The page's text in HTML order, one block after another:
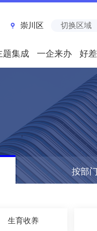
崇川区 切换区域
题集成 一企来办 好
按部
生育收养